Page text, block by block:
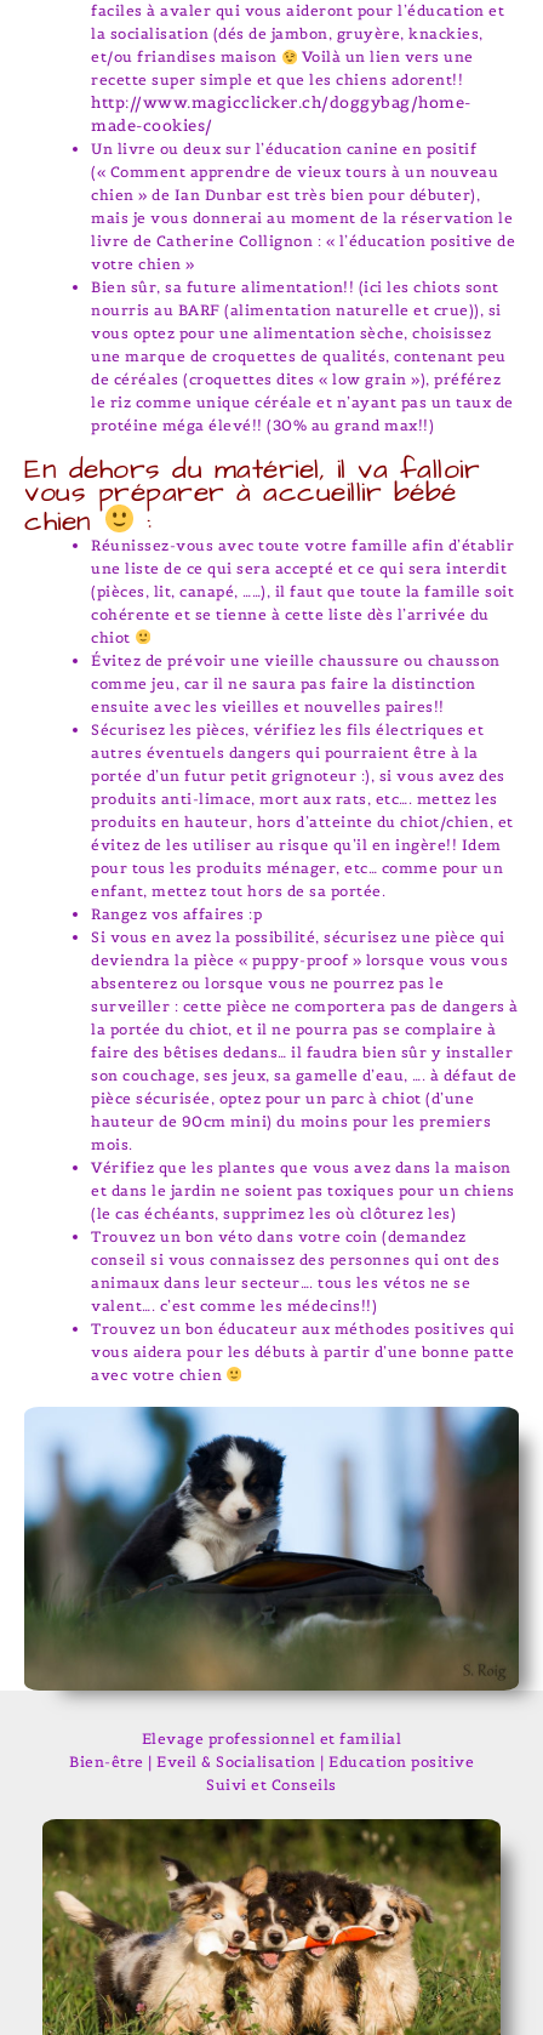
faciles à avaler qui vous aideront pour l’éducation et
la socialisation (dés de jambon, gruyère, knackies,
et/ou friandises maison
Voilà un lien vers une
recette super simple et que les chiens adorent!!
http://www.magicclicker.ch/doggybag/home-
made-cookies/
Un livre ou deux sur l’éducation canine en positif
(« Comment apprendre de vieux tours à un nouveau
chien » de Ian Dunbar est très bien pour débuter),
mais je vous donnerai au moment de la réservation le
livre de Catherine Collignon : « l’éducation positive de
votre chien »
Bien sûr, sa future alimentation!! (ici les chiots sont
nourris au BARF (alimentation naturelle et crue)), si
vous optez pour une alimentation sèche, choisissez
une marque de croquettes de qualités, contenant peu
de céréales (croquettes dites « low grain »), préférez
le riz comme unique céréale et n’ayant pas un taux de
protéine méga élevé!! (30% au grand max!!)
En dehors du matériel, il va falloir
vous préparer à accueillir bébé
chien :
Réunissez-vous avec toute votre famille afin d’établir
une liste de ce qui sera accepté et ce qui sera interdit
(pièces, lit, canapé, ……), il faut que toute la famille soit
cohérente et se tienne à cette liste dès l’arrivée du
chiot
Évitez de prévoir une vieille chaussure ou chausson
comme jeu, car il ne saura pas faire la distinction
ensuite avec les vieilles et nouvelles paires!!
Sécurisez les pièces, vérifiez les fils électriques et
autres éventuels dangers qui pourraient être à la
portée d’un futur petit grignoteur :), si vous avez des
produits anti-limace, mort aux rats, etc…. mettez les
produits en hauteur, hors d’atteinte du chiot/chien, et
évitez de les utiliser au risque qu’il en ingère!! Idem
pour tous les produits ménager, etc… comme pour un
enfant, mettez tout hors de sa portée.
Rangez vos affaires :p
Si vous en avez la possibilité, sécurisez une pièce qui
deviendra la pièce « puppy-proof » lorsque vous vous
absenterez ou lorsque vous ne pourrez pas le
surveiller : cette pièce ne comportera pas de dangers à
la portée du chiot, et il ne pourra pas se complaire à
faire des bêtises dedans… il faudra bien sûr y installer
son couchage, ses jeux, sa gamelle d’eau, …. à défaut de
pièce sécurisée, optez pour un parc à chiot (d’une
hauteur de 90cm mini) du moins pour les premiers
mois.
Vérifiez que les plantes que vous avez dans la maison
et dans le jardin ne soient pas toxiques pour un chiens
(le cas échéants, supprimez les où clôturez les)
Trouvez un bon véto dans votre coin (demandez
conseil si vous connaissez des personnes qui ont des
animaux dans leur secteur…. tous les vétos ne se
valent…. c’est comme les médecins!!)
Trouvez un bon éducateur aux méthodes positives qui
vous aidera pour les débuts à partir d’une bonne patte
avec votre chien
Elevage professionnel et familial
Bien-être | Eveil & Socialisation | Education positive
Suivi et Conseils